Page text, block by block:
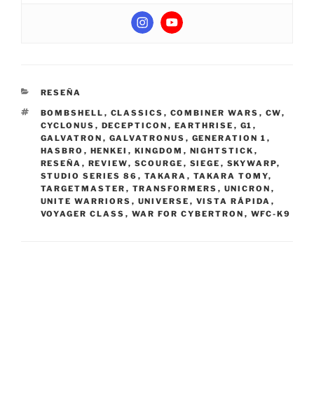
CATEGORIES
RESEÑA
TAGS
BOMBSHELL , CLASSICS , COMBINER WARS , CW,
CYCLONUS , DECEPTICON , EARTHRISE , G1 ,
GALVATRON , GALVATRONUS , GENERATION 1 ,
HASBRO , HENKEI , KINGDOM , NIGHTSTICK ,
RESEÑA , REVIEW, SCOURGE , SIEGE , SKYWARP,
STUDIO SERIES 86 , TAKARA , TAKARA TOMY,
TARGETMASTER , TRANSFORMERS , UNICRON ,
UNITE WARRIORS , UNIVERSE , VISTA RÁPIDA ,
VOYAGER CLASS , WAR FOR CYBERTRON , WFC-K9